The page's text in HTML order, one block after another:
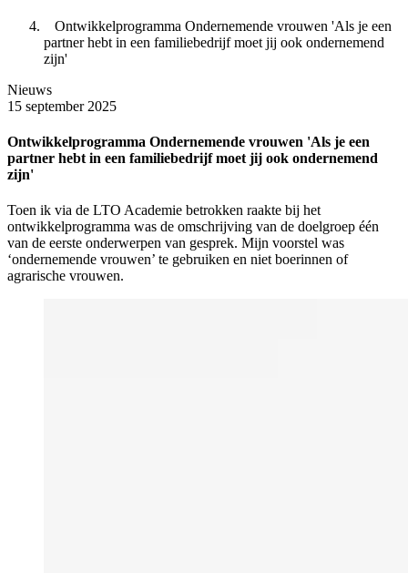
Ontwikkelprogramma Ondernemende vrouwen 'Als je een
partner hebt in een familiebedrijf moet jij ook ondernemend
zijn'
Nieuws
15 september 2025
Ontwikkelprogramma Ondernemende vrouwen 'Als je een
partner hebt in een familiebedrijf moet jij ook ondernemend
zijn'
Toen ik via de LTO Academie betrokken raakte bij het
ontwikkelprogramma was de omschrijving van de doelgroep één
van de eerste onderwerpen van gesprek. Mijn voorstel was
‘ondernemende vrouwen’ te gebruiken en niet boerinnen of
agrarische vrouwen.